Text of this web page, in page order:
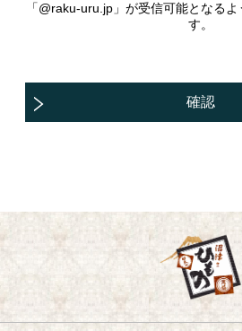
「@raku-uru.jp」が受信可能となる
す。
確認